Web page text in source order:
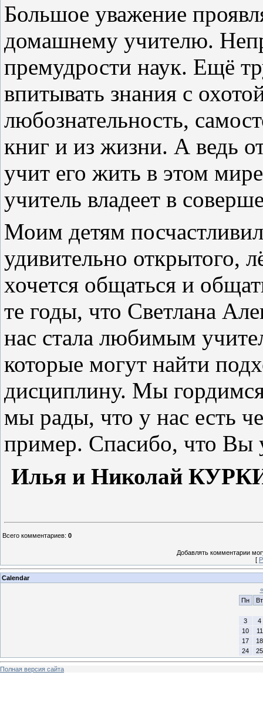
Большое уважение
домашнему учителю.
премудрости наук. Ещё
впитывать знания с
любознательность,
книг и из жизни. А ведь
учит его жить в этом
учитель владеет в
Моим детям
удивительно открытого,
хочется общаться и
те годы, что Светлана
нас стала любимым
которые могут найти
дисциплину. Мы
мы рады, что у нас есть
пример. Спасибо, что Вы
Илья и Николай
Всего комментариев: 0
Добавлять комментарии
[
Calendar
«
Пн
Вт
3
4
10
11
17
18
24
25
Полная версия сайта